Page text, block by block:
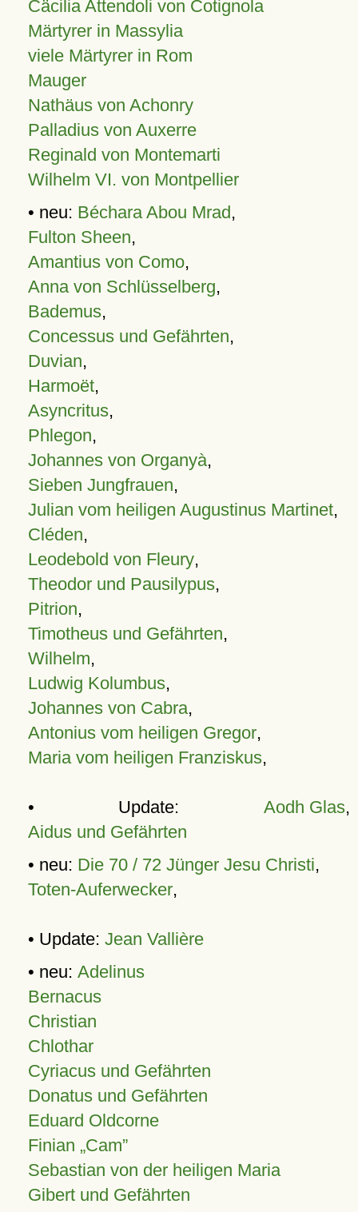
Cäcilia Attendoli von Cotignola
Märtyrer in Massylia
viele Märtyrer in Rom
Mauger
Nathäus von Achonry
Palladius von Auxerre
Reginald von Montemarti
Wilhelm VI. von Montpellier
• neu: Béchara Abou Mrad,
Fulton Sheen,
Amantius von Como,
Anna von Schlüsselberg,
Bademus,
Concessus und Gefährten,
Duvian,
Harmoët,
Asyncritus,
Phlegon,
Johannes von Organyà,
Sieben Jungfrauen,
Julian vom heiligen Augustinus Martinet,
Cléden,
Leodebold von Fleury,
Theodor und Pausilypus,
Pitrion,
Timotheus und Gefährten,
Wilhelm,
Ludwig Kolumbus,
Johannes von Cabra,
Antonius vom heiligen Gregor,
Maria vom heiligen Franziskus,
• Update: Aodh Glas,
Aidus und Gefährten
• neu: Die 70 / 72 Jünger Jesu Christi,
Toten-Auferwecker,
• Update: Jean Vallière
• neu: Adelinus
Bernacus
Christian
Chlothar
Cyriacus und Gefährten
Donatus und Gefährten
Eduard Oldcorne
Finian Cam
Sebastian von der heiligen Maria
Gibert und Gefährten